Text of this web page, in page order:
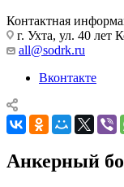
Контактная
г. Ухта, ул. 40
all@sodrk.ru
Вконтакте
Анкерный